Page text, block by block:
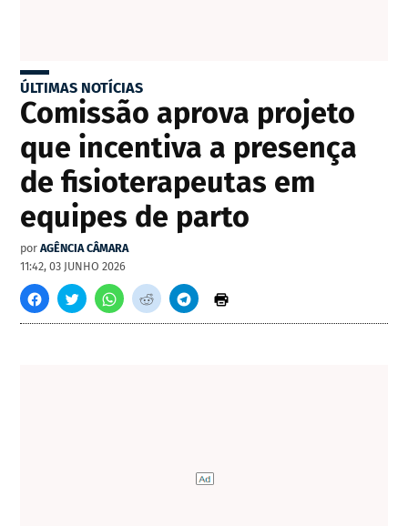
ÚLTIMAS NOTÍCIAS
Comissão aprova projeto
que incentiva a presença
de fisioterapeutas em
equipes de parto
por AGÊNCIA CÂMARA
11:42, 03 JUNHO 2026